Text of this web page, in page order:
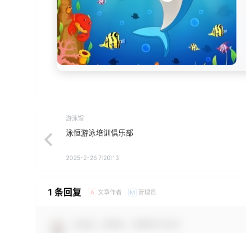
游泳馆
泳恒游泳培训俱乐部
2025-2-26 7:20:13
1 条回复 A 文章作者 M 管理员